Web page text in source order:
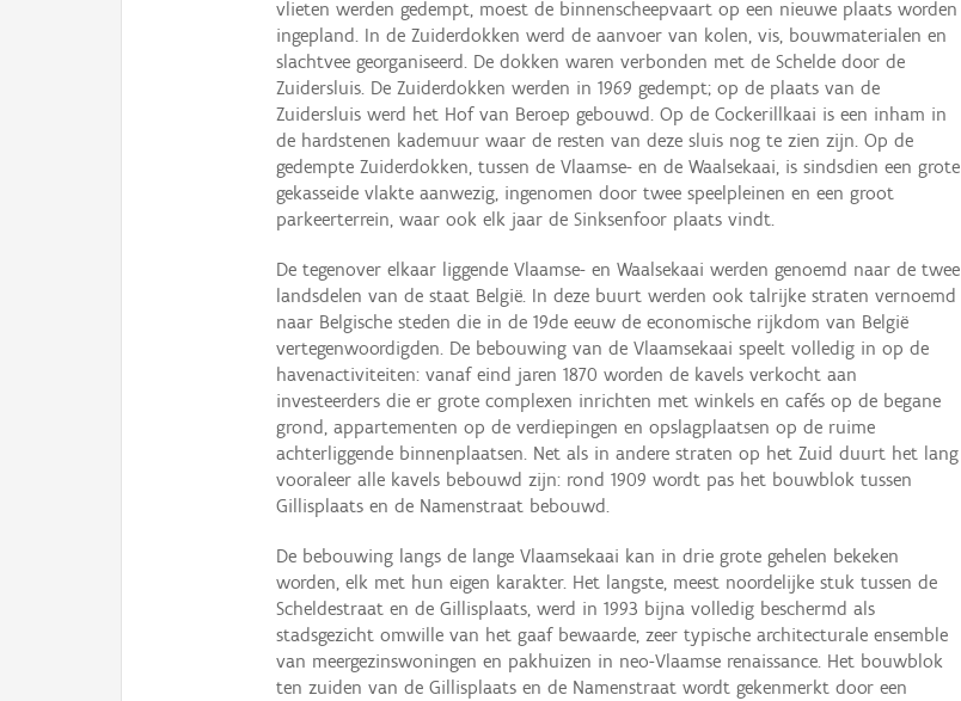
vlieten werden gedempt, moest de binnenscheepvaart op een nieuwe plaats worden
ingepland. In de Zuiderdokken werd de aanvoer van kolen, vis, bouwmaterialen en
slachtvee georganiseerd. De dokken waren verbonden met de Schelde door de
Zuidersluis. De Zuiderdokken werden in 1969 gedempt; op de plaats van de
Zuidersluis werd het Hof van Beroep gebouwd. Op de Cockerillkaai is een inham in
de hardstenen kademuur waar de resten van deze sluis nog te zien zijn. Op de
gedempte Zuiderdokken, tussen de Vlaamse- en de Waalsekaai, is sindsdien een grote
gekasseide vlakte aanwezig, ingenomen door twee speelpleinen en een groot
parkeerterrein, waar ook elk jaar de Sinksenfoor plaats vindt.
De tegenover elkaar liggende Vlaamse- en Waalsekaai werden genoemd naar de twee
landsdelen van de staat België. In deze buurt werden ook talrijke straten vernoemd
naar Belgische steden die in de 19de eeuw de economische rijkdom van België
vertegenwoordigden. De bebouwing van de Vlaamsekaai speelt volledig in op de
havenactiviteiten: vanaf eind jaren 1870 worden de kavels verkocht aan
investeerders die er grote complexen inrichten met winkels en cafés op de begane
grond, appartementen op de verdiepingen en opslagplaatsen op de ruime
achterliggende binnenplaatsen. Net als in andere straten op het Zuid duurt het lang
vooraleer alle kavels bebouwd zijn: rond 1909 wordt pas het bouwblok tussen
Gillisplaats en de Namenstraat bebouwd.
De bebouwing langs de lange Vlaamsekaai kan in drie grote gehelen bekeken
worden, elk met hun eigen karakter. Het langste, meest noordelijke stuk tussen de
Scheldestraat en de Gillisplaats, werd in 1993 bijna volledig beschermd als
stadsgezicht omwille van het gaaf bewaarde, zeer typische architecturale ensemble
van meergezinswoningen en pakhuizen in neo-Vlaamse renaissance. Het bouwblok
ten zuiden van de Gillisplaats en de Namenstraat wordt gekenmerkt door een